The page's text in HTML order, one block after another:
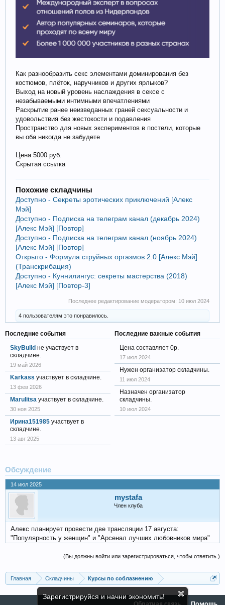
Зарегистрируйся и начни экономить!
Как разнообразить секс элементами доминирования без
костюмов, плёток, наручников и других ярлыков?
Выход на новый уровень наслаждения в сексе с
незабываемыми интимными впечатлениями
Раскрытие ранее неизведанных граней сексуальности и
удовольствия без жестокости и подавления
Пространство для новых экспериментов в постели, которые
вы оба никогда не забудете
Цена 5000 руб.
Скрытая ссылка
Похожие складчины
Доступно - Секреты эротических приключений [Алекс
Мэй]
Доступно - Подписка на телеграм канал (декабрь 2024)
[Алекс Мэй] [Повтор]
Доступно - Подписка на телеграм канал (ноябрь 2024)
[Алекс Мэй] [Повтор]
Открыто - Формула струйных оргазмов 2.0 [Алекс Мэй]
(Транскрибация)
Доступно - Куннилингус: секреты мастерства (2018)
[Алекс Мэй] [Повтор-3]
Последнее редактирование модератором: 10 июл 2024
4 пользователям это понравилось.
Последние события
SkyBuild не участвует в
складчине.
19 май 2026
Karkass участвует в складчине.
13 фев 2026
Marulitsa участвует в складчине.
30 ноя 2025
Ирина151985 участвует в
складчине.
13 авг 2025
Последние важные события
Цена составляет 0р.
17 июл 2024
Нужен организатор складчины.
11 июл 2024
Назначен организатор
складчины.
10 июл 2024
Обсуждение
14 июл 2025
mystafa
Член клуба
Алекс планирует провести две трансляции 17 августа:
"Популярность у женщин" и "Арсенал лучших любовников мира"
(Вы должны войти или зарегистрироваться, чтобы ответить.)
Главная Складчины Курсы по соблазнению